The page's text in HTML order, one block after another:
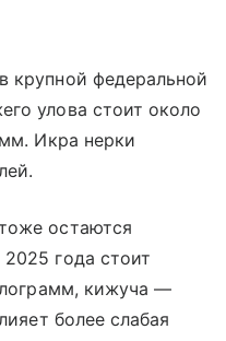
крупной федеральной
улова стоит около
Икра нерки
остаются
года стоит
кижуча —
более слабая